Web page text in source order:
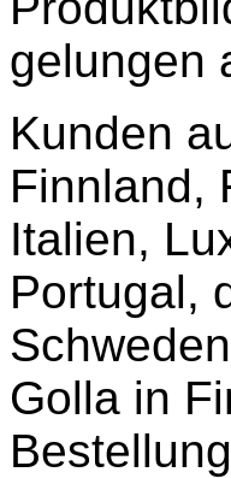
gelungen
Kunden
Finnland,
Italien,
Portugal,
Golla in